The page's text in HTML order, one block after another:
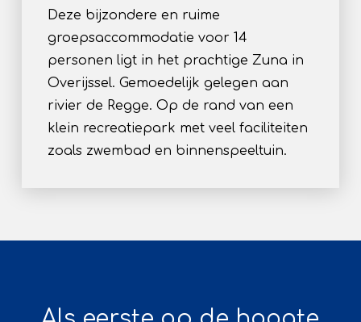
Deze bijzondere en ruime
groepsaccommodatie voor 14
personen ligt in het prachtige Zuna in
Overijssel. Gemoedelijk gelegen aan
rivier de Regge. Op de rand van een
klein recreatiepark met veel faciliteiten
zoals zwembad en binnenspeeltuin.